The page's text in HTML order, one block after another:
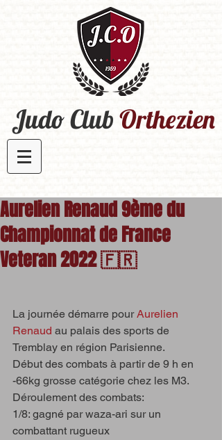
Judo ClubOrthezien​
Aurelien Renaud 9ème du
Championnat de France
Veteran 2022 🇫🇷
La journée démarre pour Aurelien
Renaud au palais des sports de
Tremblay en région Parisienne.
Début des combats à partir de 9 h en
-66kg grosse catégorie chez les M3.
Déroulement des combats:
1/8: gagné par waza-ari sur un
combattant rugueux